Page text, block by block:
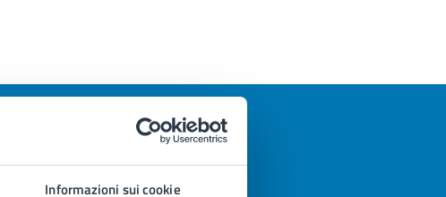
Informazioni sui cookie